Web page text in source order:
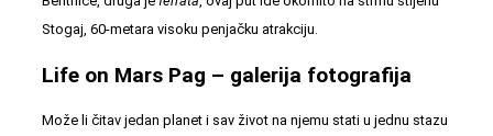
Stogaj, 60-metara visoku penjačku atrakciju.
Life on Mars Pag – galerija fotografija
Može li čitav jedan planet i sav život na njemu stati u jednu stazu